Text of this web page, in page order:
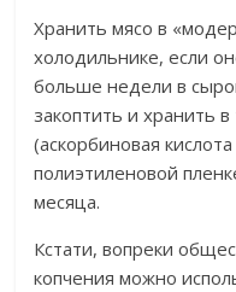
Хранить мясо в
холодильнике, если
больше недели в
закоптить и хранить
(аскорбиновая
полиэтиленовой
месяца.
Кстати, вопреки
копчения можно